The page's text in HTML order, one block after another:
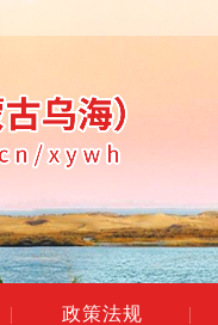
| 政策法规 |